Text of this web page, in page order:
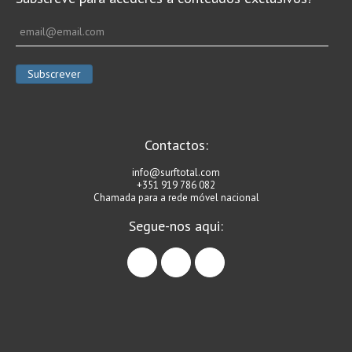
Contactos:
info@surftotal.com
+351 919 786 082
Chamada para a rede móvel nacional
Segue-nos aqui:
facebookinstagramlinkedin